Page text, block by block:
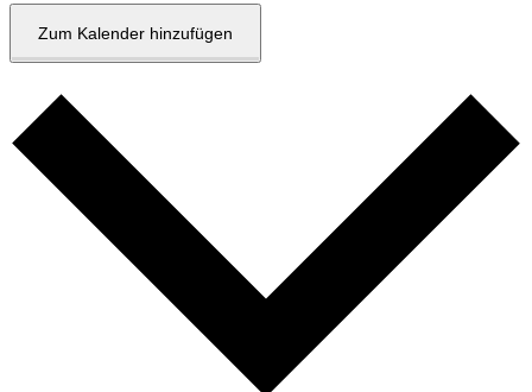
Zum Kalender hinzufügen